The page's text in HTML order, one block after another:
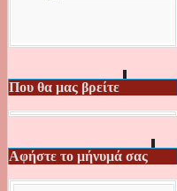
Που θα μας βρείτε
Αφήστε το μήνυμά σας